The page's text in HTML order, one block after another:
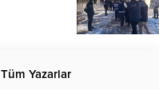
Tüm Yazarlar